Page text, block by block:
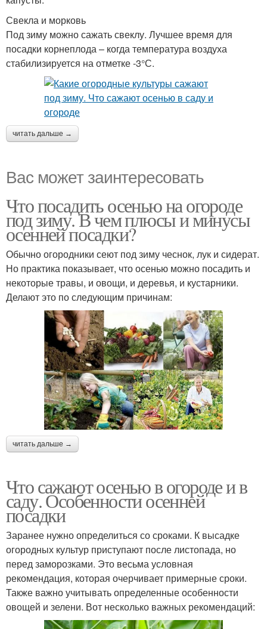
Свекла и морковь
Под зиму можно сажать свеклу. Лучшее время для
посадки корнеплода – когда температура воздуха
стабилизируется на отметке -3°С.
читать дальше →
Вас может заинтересовать
Что посадить осенью на огороде
под зиму. В чем плюсы и минусы
осенней посадки?
Обычно огородники сеют под зиму чеснок, лук и сидерат.
Но практика показывает, что осенью можно посадить и
некоторые травы, и овощи, и деревья, и кустарники.
Делают это по следующим причинам:
читать дальше →
Что сажают осенью в огороде и в
саду. Особенности осенней
посадки
Заранее нужно определиться со сроками. К высадке
огородных культур приступают после листопада, но
перед заморозками. Это весьма условная
рекомендация, которая очерчивает примерные сроки.
Также важно учитывать определенные особенности
овощей и зелени. Вот несколько важных рекомендаций: